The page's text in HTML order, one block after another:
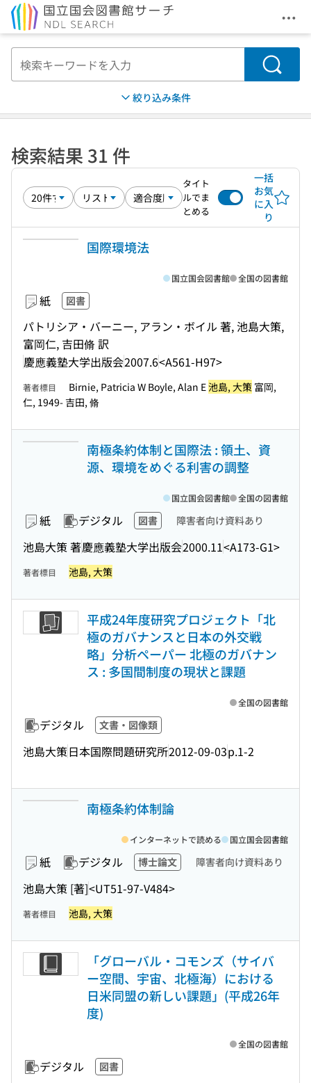
メ
検索
絞り込み条件
検索結果 31 件
タイト
ルでま
とめる
一括
お気
に入
り
国際環境法
紙 図書
パトリシア・バーニー, アラン・ボイル 著, 池島大策,
富岡仁, 吉田脩 訳
慶應義塾大学出版会2007.6<A561-H97>
国立国会図書館 全国の図書館
著者標目 Birnie, Patricia W Boyle, Alan E池島, 大策 富岡,
仁, 1949- 吉田, 脩
南極条約体制と国際法 : 領土、資
源、環境をめぐる利害の調整
紙 デジタル 図書 障害者向け資料あり
池島大策 著慶應義塾大学出版会2000.11<A173-G1>
国立国会図書館 全国の図書館
著者標目 池島, 大策
平成24年度研究プロジェクト「北
極のガバナンスと日本の外交戦
略」分析ペーパー 北極のガバナン
ス : 多国間制度の現状と課題
デジタル 文書・図像類
池島大策日本国際問題研究所2012-09-03p.1-2
全国の図書館
南極条約体制論
紙 デジタル 博士論文 障害者向け資料あり
池島大策 [著]<UT51-97-V484>
インターネットで読める 国立国会図書館
著者標目 池島, 大策
「グローバル・コモンズ（サイバ
ー空間、宇宙、北極海）における
日米同盟の新しい課題」(平成26年
度)
デジタル 図書
全国の図書館